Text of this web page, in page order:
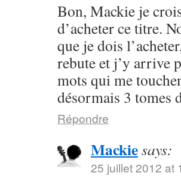
Bon, Mackie je
d’acheter ce titre.
que je dois
rebute et j’y arrive
mots qui me
désormais 3 tomes
Répondre
Mackiesays:
25 juillet 2012 at